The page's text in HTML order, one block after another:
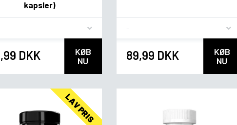
kapsler)
DKK
KØB
NU
89,99 DKK
KØB
NU
LAV PRIS